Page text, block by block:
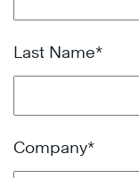
Last Name*
Company*